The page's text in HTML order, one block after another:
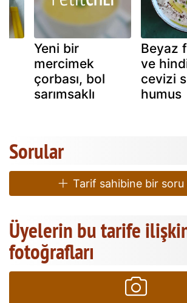
Yeni bir
mercimek
çorbası, bol
sarımsaklı
Beyaz
ve
cevizi
humus
Sorular
Tarif sahibine bir soru
Üyelerin bu tarife
fotoğrafları